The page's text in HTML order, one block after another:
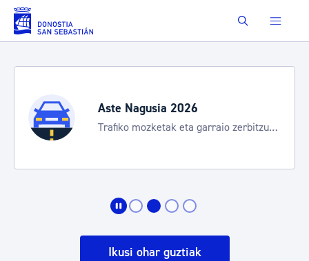
Eduki nagusira joan Buscar
Aste Nagusia 2026
Trafiko mozketak eta garraio zerbitzu
Ikusi ohar guztiak